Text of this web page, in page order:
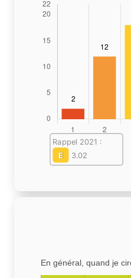
Rappel 2021 :
E
3.02
En général, quand je